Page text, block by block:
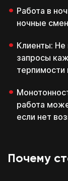
Работа в
ночные
Клиенты: Не
запросы
терпимости
работа
если нет
Почему
*пн-пт с
Даю
данных
знаний
тебе, даже
будешь
нас
Которые
будешь